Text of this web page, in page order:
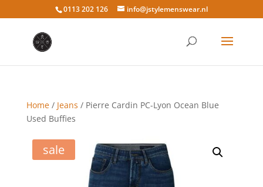
0113 202 126 info@jstylemenswear.nl
Home/ Jeans / Pierre Cardin PC-Lyon Ocean Blue
Used Buffies
sale